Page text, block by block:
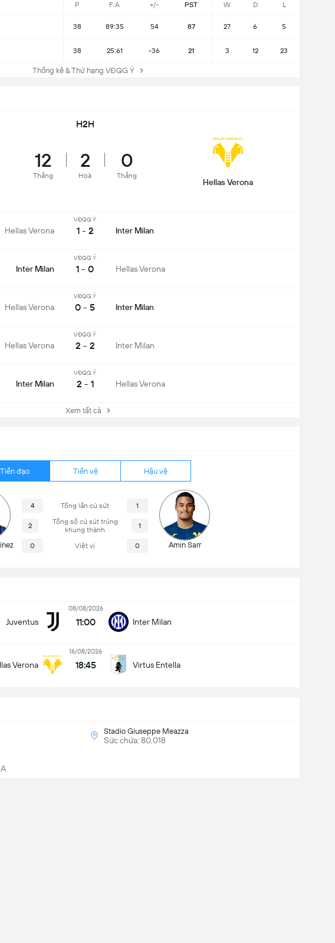
Juventus
08/08/2026
11:00 Inter Milan
Verona
16/08/2026
18:45 Virtus Entella
Tiền đạo Tiền vệ Hậu vệ
4 Tổng lần cú sút 1
2
Tổng số cú sút trúng
khung thành
1
0 Việt vị 0 Amin Sarr
Stadio Giuseppe Meazza
Sức chứa: 80,018
P F:A +/- PST W D L
38 89:35 54 87 27 6 5
38 25:61 -36 21 3 12 23
Thống kê & Thứ hạng VĐQG Ý
H2H
12
Thắng
2
Hoà
0
Thắng
Hellas Verona
Hellas Verona
VĐQG Ý
1 - 2 Inter Milan
Inter Milan
VĐQG Ý
1 - 0 Hellas Verona
Hellas Verona
VĐQG Ý
0 - 5 Inter Milan
Hellas Verona
VĐQG Ý
2 - 2 Inter Milan
Inter Milan
VĐQG Ý
2 - 1 Hellas Verona
Xem tất cả